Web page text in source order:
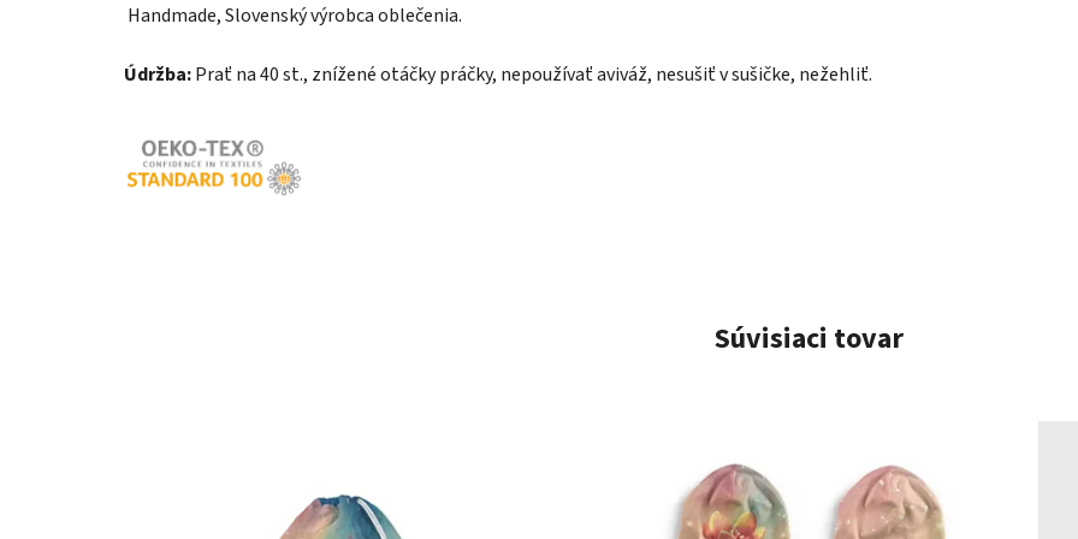
Handmade, Slovenský výrobca oblečenia.
Údržba:Prať na 40 st., znížené otáčky práčky, nepoužívať aviváž, nesušiť v sušičke, nežehliť.
Súvisiaci tovar